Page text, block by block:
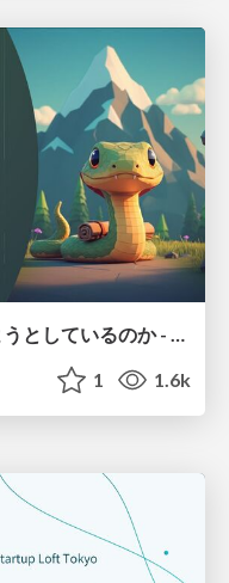
最新のAIツールは何を解決しようとしているのか - Python エンジニアが取り組むべき "越境" とは - / Python-Engineer-in-AI-Era
1 1.6k